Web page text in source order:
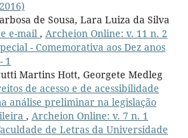
de Sousa, Lara Luiza da Silva
e-mail , Archeion Online: v. 11 n. 2
- Comemorativa aos Dez anos
1
Martins Hott, Georgete Medleg
de acesso e de acessibilidade
análise preliminar na legislação
, Archeion Online: v. 7 n. 1
de Letras da Universidade